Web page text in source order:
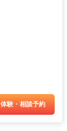
体験・相談予約